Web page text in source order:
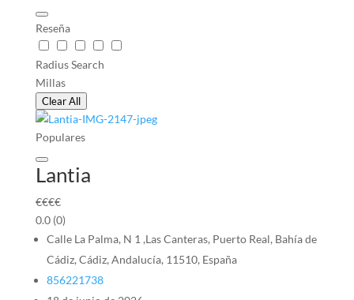
Reseña
Radius Search
Millas
Clear All
Populares
Lantia
€€€€
0.0 (0)
Calle La Palma, N 1 ,Las Canteras, Puerto Real, Bahía de
Cádiz, Cádiz, Andalucía, 11510, España
856221738